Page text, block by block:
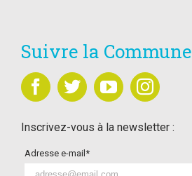
Suivre la Commune
Inscrivez-vous à la newsletter :
Adresse e-mail*